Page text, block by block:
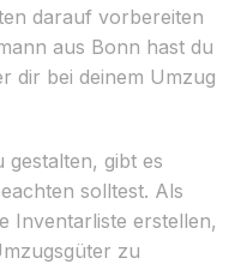
darauf vorbereiten
aus Bonn hast du
dir bei deinem Umzug
gestalten, gibt es
solltest. Als
Inventarliste erstellen,
zu